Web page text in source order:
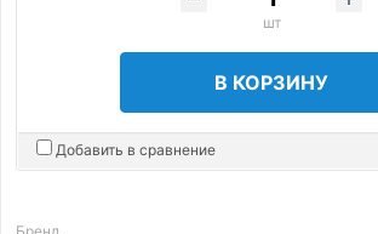
шт
В КОРЗИНУ
Добавить в сравнение